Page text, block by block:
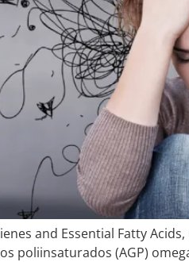
and Essential Fatty
poliinsaturados (AGP)